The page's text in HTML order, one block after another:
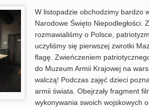
W listopadzie obchodzimy bardzo
Narodowe Święto Niepodległości.
rozmawialiśmy o Polsce,
uczyliśmy się pierwszej zwrotki
flagę. Zwieńczeniem
do Muzeum Armii Krajowej na
walczą! Podczas zajęć dzieci
armii świata. Obejrzały fragment
wykonywania swoich wojskowych